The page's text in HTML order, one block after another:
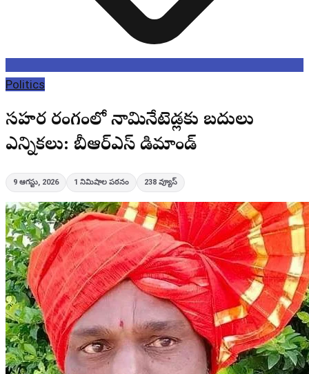
Politics
సహకార రంగంలో నామినేటెడ్లకు బదులు
ఎన్నికలు: బీఆర్ఎస్ డిమాండ్
9 ఆగస్టు, 2026 1 నిమిషాల పఠనం 238 వ్యూస్